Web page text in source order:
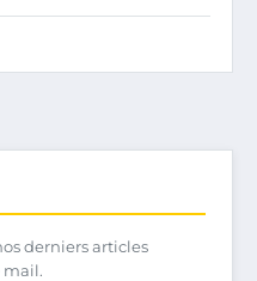
derniers articles
mail.